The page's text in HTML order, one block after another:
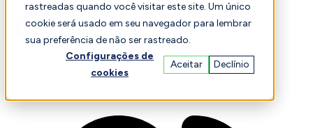
rastreadas quando você visitar este site. Um único
cookie será usado em seu navegador para lembrar
sua preferência de não ser rastreado.
Configurações de
cookies
Aceitar Declínio
Finança Desempenho